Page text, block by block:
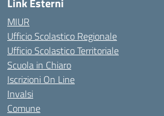
MIUR
Ufficio Scolastico Regionale
Ufficio Scolastico Territoriale
Scuola in Chiaro
Iscrizioni On Line
Invalsi
Comune